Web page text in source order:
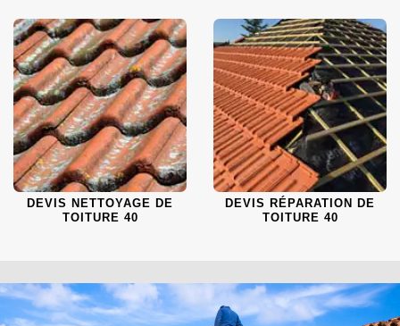
DEVIS NETTOYAGE DE
TOITURE 40
DEVIS RÉPARATION DE
TOITURE 40